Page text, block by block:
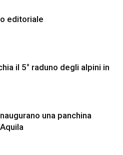
editoriale
il 5° raduno degli alpini in
una panchina